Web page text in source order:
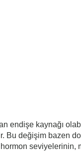
endişe kaynağı
Bu değişim bazen
seviyelerinin,